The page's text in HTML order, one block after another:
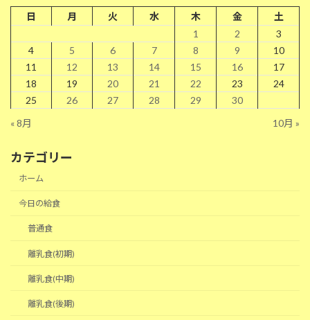
日
月 火 水 木 金
土
1
2
3
4
5 6 7 8 9
10
11
12 13 14 15 16
17
18
19 20 21 22 23
24
25
26 27 28 29
30
« 8月
10月 »
カテゴリー
ホーム
今日の給食
普通食
離乳食(初期)
離乳食(中期)
離乳食(後期)